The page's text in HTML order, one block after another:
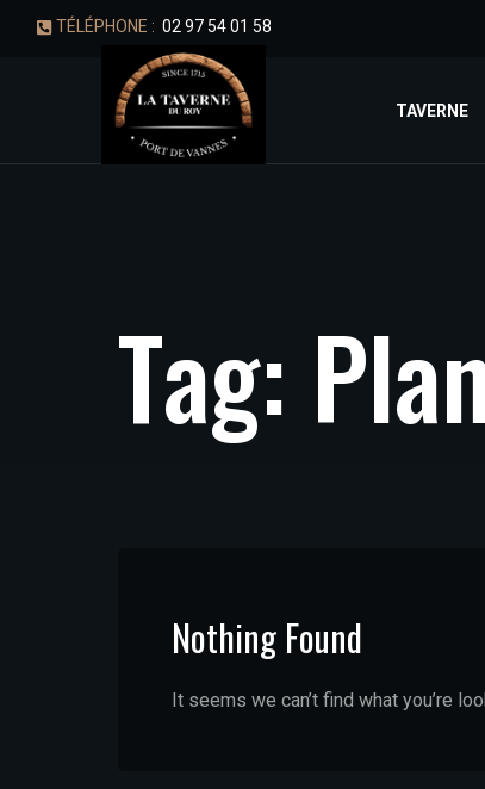
TÉLÉPHONE : 02 97 54 01 58
TAVERNE
Tag: Pla
Nothing Found
It seems we can’t find what you’re